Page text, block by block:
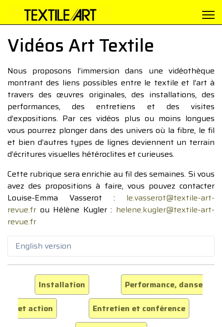
Vidéos Art Textile
Nous proposons l’immersion dans une vidéothèque
montrant des liens possibles entre le textile et l’art à
travers des œuvres originales, des installations, des
performances, des entretiens et des visites
d’expositions. Par ces vidéos plus ou moins longues
vous pourrez plonger dans des univers où la fibre, le fil
et bien d’autres types de lignes deviennent un terrain
d’écritures visuelles hétéroclites et curieuses.
Cette rubrique sera enrichie au fil des semaines. Si vous
avez des propositions à faire, vous pouvez contacter
Louise-Emma Vasserot : le.vasserot@textile-art-
revue.fr ou Hélène Kugler : helene.kugler@textile-art-
revue.fr
English version
Installation
Performance, danse
et action
Entretien et conférence